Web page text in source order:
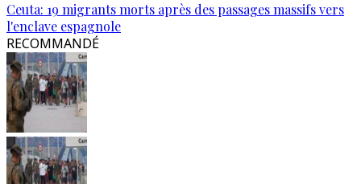
Ceuta: 19 migrants morts après des passages massifs vers
l'enclave espagnole
RECOMMANDÉ